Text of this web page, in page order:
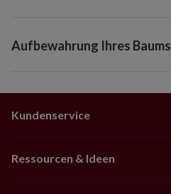
Aufbewahrung Ihres Baums
Kundenservice
Ressourcen & Ideen